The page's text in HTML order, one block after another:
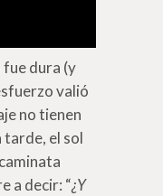
fue dura (y
valió
no tienen
tarde, el sol
a decir: “¿Y